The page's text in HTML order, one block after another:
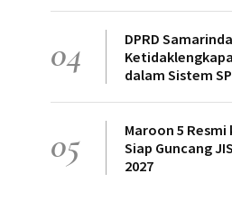
04
DPRD
dalam Sistem
05
Maroon 5
Siap Guncang
2027